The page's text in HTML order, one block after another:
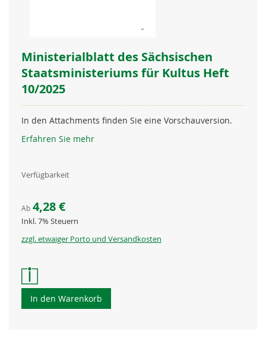
Ministerialblatt des Sächsischen
Staatsministeriums für Kultus Heft
10/2025
In den Attachments finden Sie eine Vorschauversion.
Erfahren Sie mehr
Verfügbarkeit
Ab 4,28 €
Inkl. 7% Steuern
zzgl. etwaiger Porto und Versandkosten
In den Warenkorb